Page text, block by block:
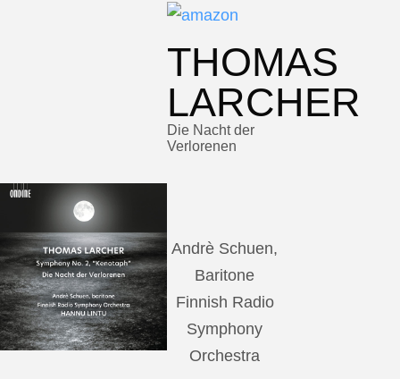
THOMAS
LARCHER
Die Nacht der
Verlorenen
Andrè Schuen,
Baritone
Finnish Radio
Symphony
Orchestra